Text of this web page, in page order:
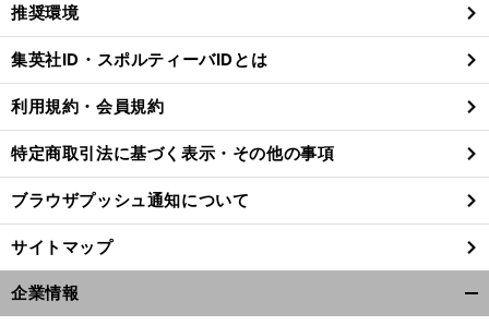
閉
る
推奨環境
集英社ID・スポルティーバIDとは
利用規約・会員規約
特定商取引法に基づく表示・その他の事項
ブラウザプッシュ通知について
サイトマップ
企業情報